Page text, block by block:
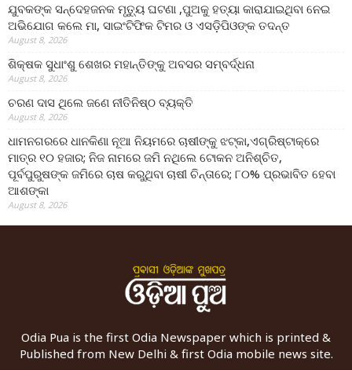
ଯୁବକଙ୍କ ସନ୍ଦେହଜନକ ମୃତ୍ୟୁ ଘଟଣା ,ପୁଅକୁ ହତ୍ୟା କାରାଯାଇଥିବା ନେଇ
ଅଭିଯୋଗ କଲେ ମା, ସାଇଂଟିଫିକ ଟିମର ଓ ଏସଡ଼ିପିଓଙ୍କ ତଦନ୍ତ
August 8, 2026
ଶିକ୍ଷକ ସୁଧାଂଶୁ ଶେଖର ମହାନ୍ତିଙ୍କୁ ଅବସର ସମ୍ବର୍ଦ୍ଧନା
August 8, 2026
ଚରଣ ଦାସ ଥିଲେ ଜଣେ ନୀତିନିଷ୍ଠ ବ୍ୟକ୍ତି
August 8, 2026
ଧାମନଗରରେ ଧାନକିଣା ନୂଆ ନିୟମରେ ଚାଷୀଙ୍କୁ ଝଟ୍‌କା,ଏଗ୍ରିଷ୍ଟାକ୍‌ରେ
ମାତ୍ର ୧୦ ହଜାର; ନିଜ ନାମରେ ଜମି ନଥିଲେ ଟୋକନ ଅନିଶ୍ଚିତ,
ପୂର୍ବପୁରୁଷଙ୍କ ଜମିରେ ଚାଷ କରୁଥିବା ଚାଷୀ ଚିନ୍ତାରେ; ୮୦% ପ୍ରଭାବିତ ହେବା
ଆଶଙ୍କା
August 8, 2026
Odia Pua is the first Odia Newspaper which is printed &
Published from New Delhi & first Odia mobile news site.